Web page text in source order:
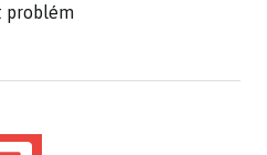
problém